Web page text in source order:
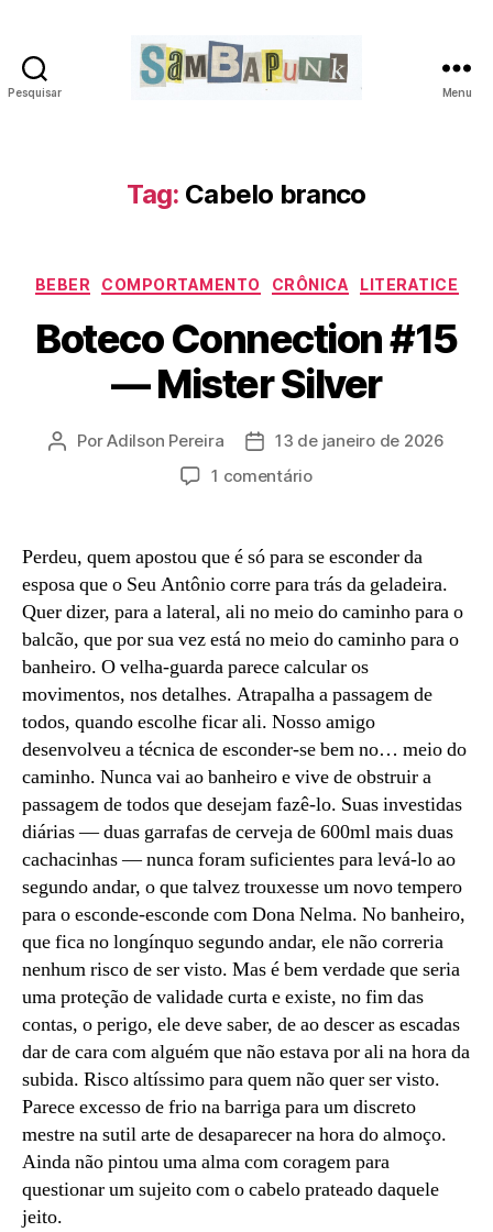
Pesquisar Menu
Tag: Cabelo branco
Categorias
BEBER COMPORTAMENTO CRÔNICA LITERATICE
Boteco Connection #15
— Mister Silver
Autor
PorAdilson Pereira
Data13 de janeiro de 2026
1 comentárioem
Mister
Silver
Perdeu, quem apostou que é só para se esconder da
esposa que o Seu Antônio corre para trás da geladeira.
Quer dizer, para a lateral, ali no meio do caminho para o
balcão, que por sua vez está no meio do caminho para o
banheiro. O velha-guarda parece calcular os
movimentos, nos detalhes. Atrapalha a passagem de
todos, quando escolhe ficar ali. Nosso amigo
desenvolveu a técnica de esconder-se bem no… meio do
caminho. Nunca vai ao banheiro e vive de obstruir a
passagem de todos que desejam fazê-lo. Suas investidas
diárias — duas garrafas de cerveja de 600ml mais duas
cachacinhas — nunca foram suficientes para levá-lo ao
segundo andar, o que talvez trouxesse um novo tempero
para o esconde-esconde com Dona Nelma. No banheiro,
que fica no longínquo segundo andar, ele não correria
nenhum risco de ser visto. Mas é bem verdade que seria
uma proteção de validade curta e existe, no fim das
contas, o perigo, ele deve saber, de ao descer as escadas
dar de cara com alguém que não estava por ali na hora da
subida. Risco altíssimo para quem não quer ser visto.
Parece excesso de frio na barriga para um discreto
mestre na sutil arte de desaparecer na hora do almoço.
Ainda não pintou uma alma com coragem para
questionar um sujeito com o cabelo prateado daquele
jeito.